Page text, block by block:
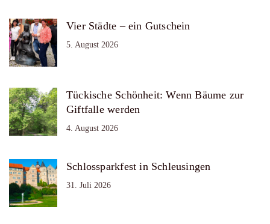
Vier Städte – ein Gutschein
5. August 2026
Tückische Schönheit: Wenn Bäume zur
Giftfalle werden
4. August 2026
Schlossparkfest in Schleusingen
31. Juli 2026